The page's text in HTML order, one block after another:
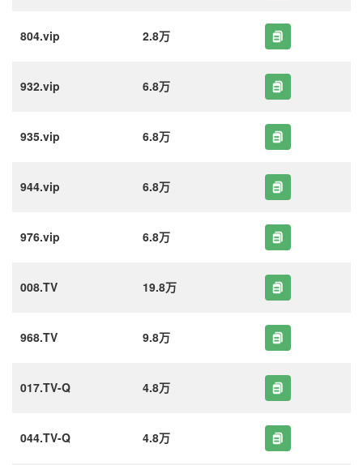
804.vip 2.8万
932.vip 6.8万
935.vip 6.8万
944.vip 6.8万
976.vip 6.8万
008.TV 19.8万
968.TV 9.8万
017.TV-Q 4.8万
044.TV-Q 4.8万